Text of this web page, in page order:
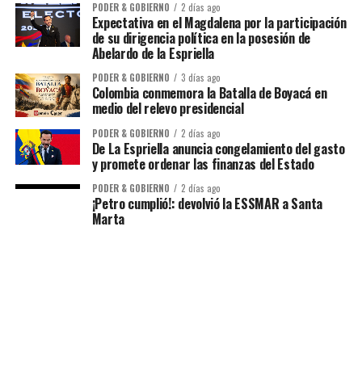
PODER & GOBIERNO 2 días ago
Expectativa en el Magdalena por la participación
de su dirigencia política en la posesión de
Abelardo de la Espriella
PODER & GOBIERNO 3 días ago
Colombia conmemora la Batalla de Boyacá en
medio del relevo presidencial
PODER & GOBIERNO 2 días ago
De La Espriella anuncia congelamiento del gasto
y promete ordenar las finanzas del Estado
PODER & GOBIERNO 2 días ago
¡Petro cumplió!: devolvió la ESSMAR a Santa
Marta